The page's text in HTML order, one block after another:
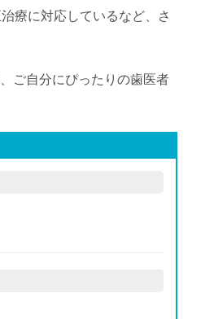
療に対応しているなど、さ
ご自分にぴったりの歯医者